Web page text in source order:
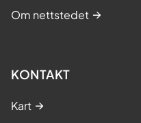
Om nettstedet
KONTAKT
Kart